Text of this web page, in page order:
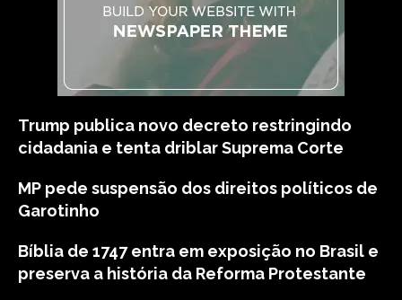
Trump publica novo decreto restringindo
cidadania e tenta driblar Suprema Corte
MP pede suspensão dos direitos políticos de
Garotinho
Bíblia de 1747 entra em exposição no Brasil e
preserva a história da Reforma Protestante